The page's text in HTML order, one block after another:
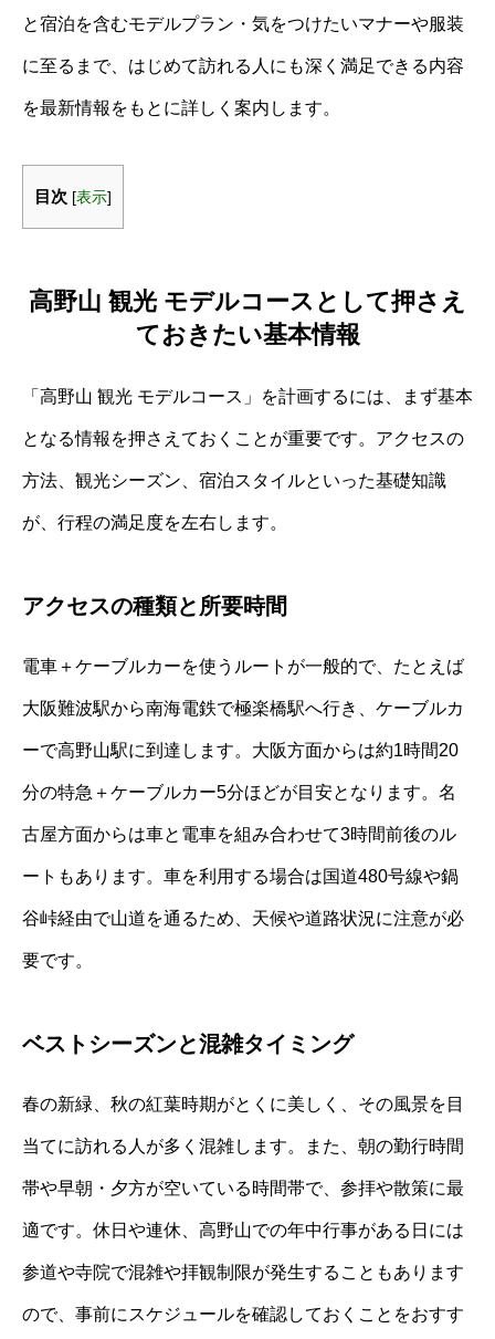
と宿泊を含むモデルプラン・気をつけたいマナーや服装
に至るまで、はじめて訪れる人にも深く満足できる内容
を最新情報をもとに詳しく案内します。
目次 [表示]
高野山 観光 モデルコースとして押さえ
ておきたい基本情報
「高野山 観光 モデルコース」を計画するには、まず基本
となる情報を押さえておくことが重要です。アクセスの
方法、観光シーズン、宿泊スタイルといった基礎知識
が、行程の満足度を左右します。
アクセスの種類と所要時間
電車＋ケーブルカーを使うルートが一般的で、たとえば
大阪難波駅から南海電鉄で極楽橋駅へ行き、ケーブルカ
ーで高野山駅に到達します。大阪方面からは約1時間20
分の特急＋ケーブルカー5分ほどが目安となります。名
古屋方面からは車と電車を組み合わせて3時間前後のル
ートもあります。車を利用する場合は国道480号線や鍋
谷峠経由で山道を通るため、天候や道路状況に注意が必
要です。
ベストシーズンと混雑タイミング
春の新緑、秋の紅葉時期がとくに美しく、その風景を目
当てに訪れる人が多く混雑します。また、朝の勤行時間
帯や早朝・夕方が空いている時間帯で、参拝や散策に最
適です。休日や連休、高野山での年中行事がある日には
参道や寺院で混雑や拝観制限が発生することもあります
ので、事前にスケジュールを確認しておくことをおすす